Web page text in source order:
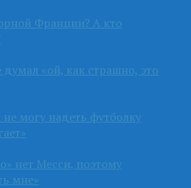
Франции? А кто
«ой, как страшно, это
могу надеть футболку
нет Месси, поэтому
мне»